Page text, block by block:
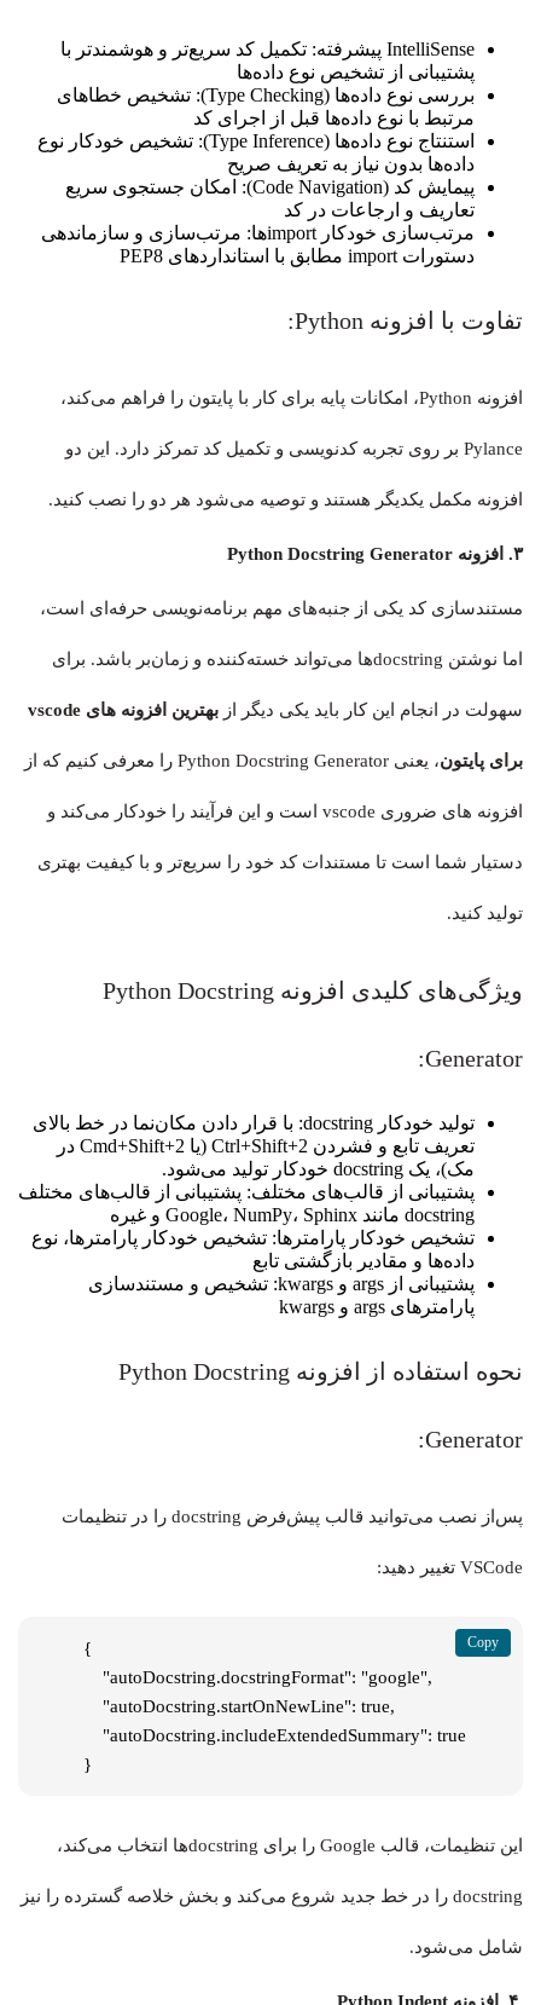
IntelliSense پیشرفته: تکمیل کد سریع‌تر و هوشمندتر با
پشتیبانی از تشخیص نوع داده‌ها
بررسی نوع داده‌ها (Type Checking): تشخیص خطاهای
مرتبط با نوع داده‌ها قبل از اجرای کد
استنتاج نوع داده‌ها (Type Inference): تشخیص خودکار نوع
داده‌ها بدون نیاز به تعریف صریح
پیمایش کد (Code Navigation): امکان جستجوی سریع
تعاریف و ارجاعات در کد
مرتب‌سازی خودکار import‌ها: مرتب‌سازی و سازماندهی
دستورات import مطابق با استانداردهای PEP8
تفاوت با افزونه Python:
افزونه Python، امکانات پایه برای کار با پایتون را فراهم می‌کند،
Pylance بر روی تجربه کدنویسی و تکمیل کد تمرکز دارد. این دو
افزونه مکمل یکدیگر هستند و توصیه می‌شود هر دو را نصب کنید.
۳. افزونه Python Docstring Generator
مستندسازی کد یکی از جنبه‌های مهم برنامه‌نویسی حرفه‌ای است،
اما نوشتن docstring‌ها می‌تواند خسته‌کننده و زمان‌بر باشد. برای
سهولت در انجام این کار باید یکی دیگر از بهترین افزونه های vscode
برای پایتون ، یعنی Python Docstring Generator را معرفی کنیم که از
افزونه های ضروری vscode است و این فرآیند را خودکار می‌کند و
دستیار شما است تا مستندات کد خود را سریع‌تر و با کیفیت بهتری
تولید کنید.
ویژگی‌های کلیدی افزونه Python Docstring
Generator:
تولید خودکار docstring: با قرار دادن مکان‌نما در خط بالای
تعریف تابع و فشردن Ctrl+Shift+2 (یا Cmd+Shift+2 در
مک)، یک docstring خودکار تولید می‌شود.
پشتیبانی از قالب‌های مختلف: پشتیبانی از قالب‌های مختلف
docstring مانند Google، NumPy، Sphinx و غیره
تشخیص خودکار پارامترها: تشخیص خودکار پارامترها، نوع
داده‌ها و مقادیر بازگشتی تابع
پشتیبانی از args و kwargs: تشخیص و مستندسازی
پارامترهای args و kwargs
نحوه استفاده از افزونه Python Docstring
Generator:
پس‌از نصب می‌توانید قالب پیش‌فرض docstring را در تنظیمات
VSCode تغییر دهید:
{
}
این تنظیمات، قالب Google را برای docstring‌ها انتخاب می‌کند،
docstring را در خط جدید شروع می‌کند و بخش خلاصه گسترده را نیز
شامل می‌شود.